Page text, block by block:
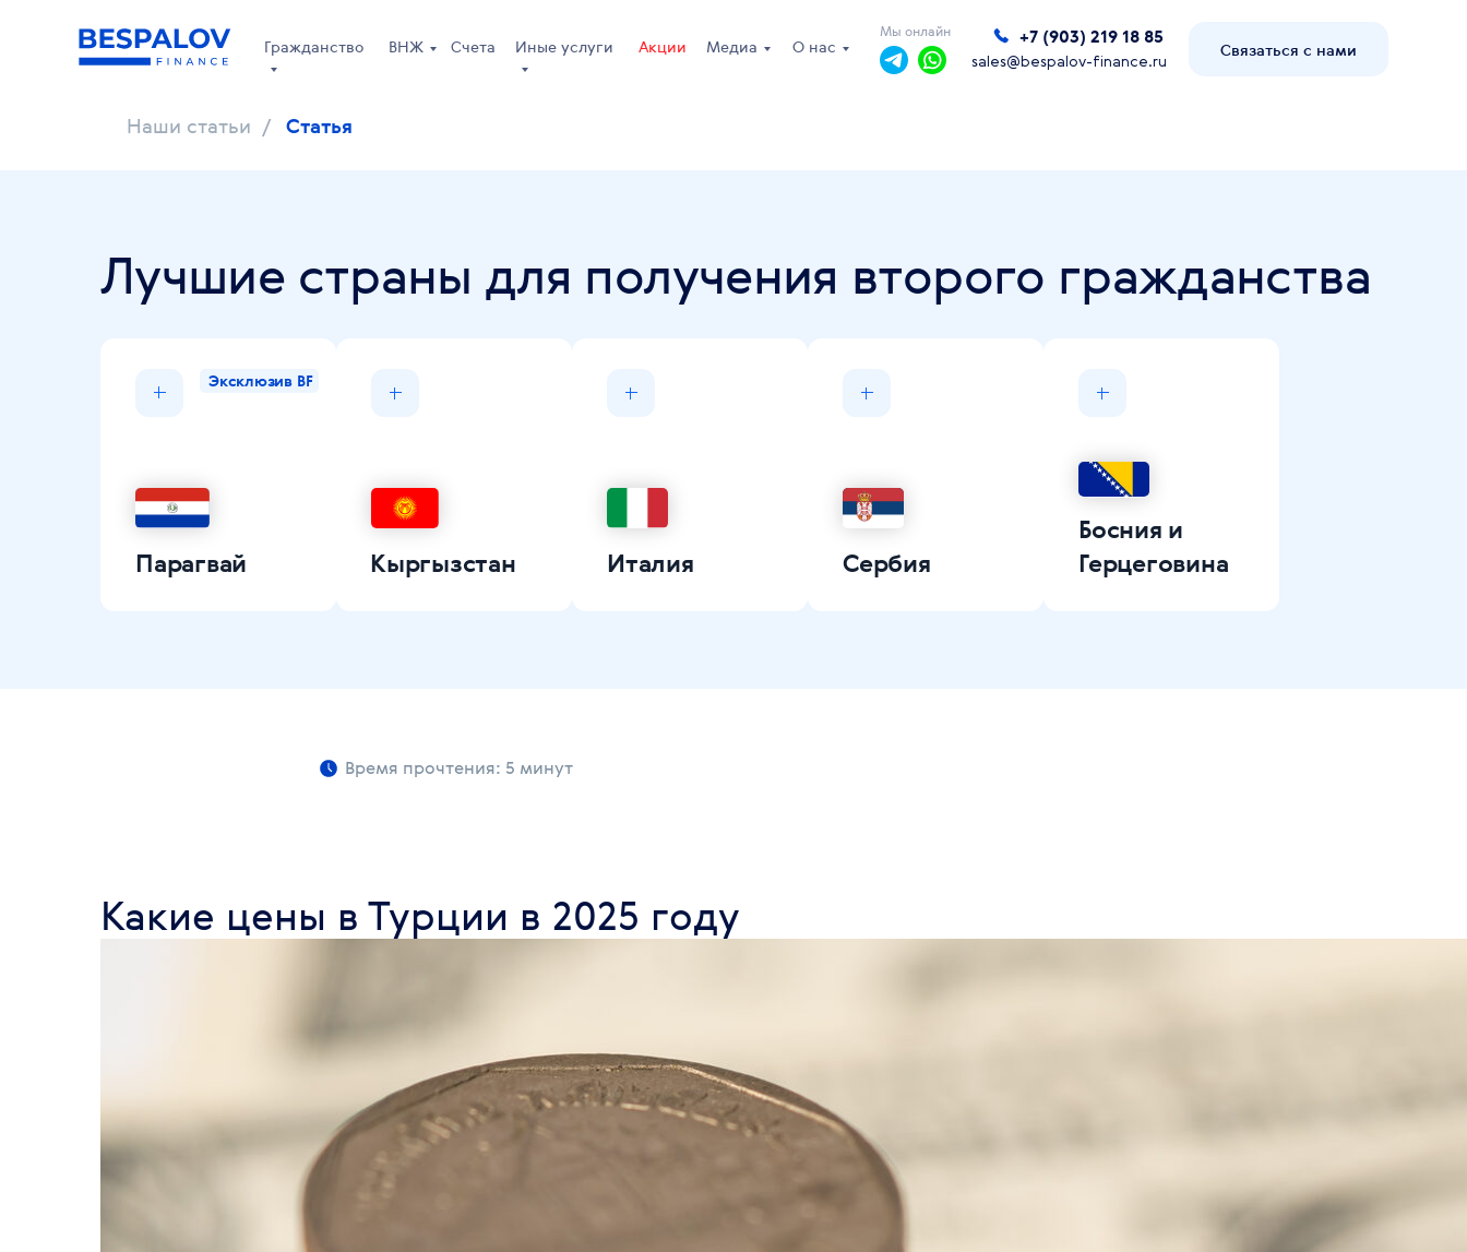
Связаться с нами
sales@bespalov-finance.ru
Мы онлайн
пн-пт: 10.00 - 19.00
Акции О нас
Иные услуги Медиа
ВНЖ Счета
Гражданство +7 (903) 219 18 85
Наши статьи / Статья
Лучшие страны для получения второго гражданства
Эксклюзив BF
Парагвай Кыргызстан Италия Сербия
Босния и
Герцеговина
Время прочтения: 5 минут
Какие цены в Турции в 2025 году